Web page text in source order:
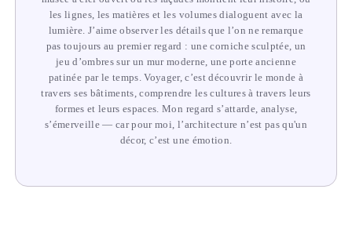
les lignes, les matières et les volumes dialoguent avec la
lumière. J’aime observer les détails que l’on ne remarque
pas toujours au premier regard : une corniche sculptée, un
jeu d’ombres sur un mur moderne, une porte ancienne
patinée par le temps. Voyager, c’est découvrir le monde à
travers ses bâtiments, comprendre les cultures à travers leurs
formes et leurs espaces. Mon regard s’attarde, analyse,
s’émerveille — car pour moi, l’architecture n’est pas qu'un
décor, c’est une émotion.